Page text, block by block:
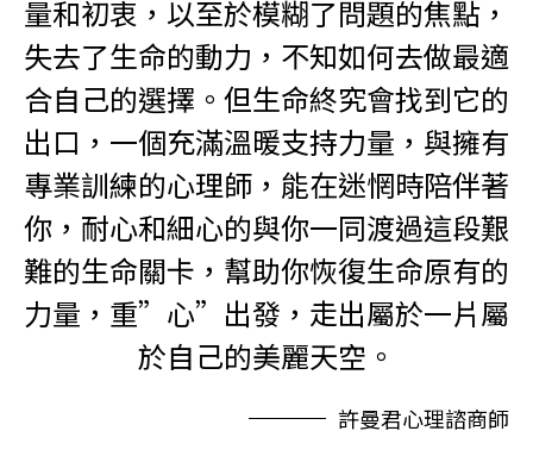
量和初衷，以至於模糊了問題的焦點，
失去了生命的動力，不知如何去做最適
合自己的選擇。但生命終究會找到它的
出口，一個充滿溫暖支持力量，與擁有
專業訓練的心理師，能在迷惘時陪伴著
你，耐心和細心的與你一同渡過這段艱
難的生命關卡，幫助你恢復生命原有的
力量，重”心”出發，走出屬於一片屬
於自己的美麗天空。
許曼君心理諮商師